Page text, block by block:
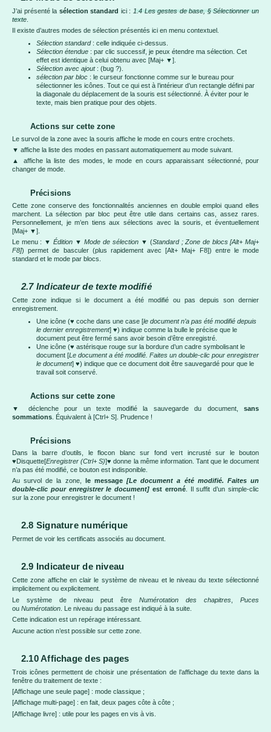
J’ai présenté la sélection standard ici : 1.4 Les gestes de base, § Sélectionner un
texte
Il existe d’autres modes de sélection présentés ici en menu contextuel.
Sélection standard : celle indiquée ci-dessus.
Sélection étendue : par clic successif, je peux étendre ma sélection. Cet
effet est identique à celui obtenu avec [Maj+ ▼].
Sélection avec ajout : (bug ?).
sélection par bloc : le curseur fonctionne comme sur le bureau pour
sélectionner les icônes. Tout ce qui est à l’intérieur d’un rectangle défini par
la diagonale du déplacement de la souris est sélectionné. À éviter pour le
texte, mais bien pratique pour des objets.
Actions sur cette zone
Le survol de la zone avec la souris affiche le mode en cours entre crochets.
▼ affiche la liste des modes en passant automatiquement au mode suivant.
▲ affiche la liste des modes, le mode en cours apparaissant sélectionné, pour
changer de mode.
Précisions
Cette zone conserve des fonctionnalités anciennes en double emploi quand elles
marchent. La sélection par bloc peut être utile dans certains cas, assez rares.
Personnellement, je m’en tiens aux sélections avec la souris, et éventuellement
[Maj+ ▼].
Le menu : ▼Édition ▼Mode de sélection ▼ (Standard ; Zone de blocs [Alt+ Maj+
F8]) permet de basculer (plus rapidement avec [Alt+ Maj+ F8]) entre le mode
standard et le mode par blocs.
2.7Indicateur de texte modifié
Cette zone indique si le document a été modifié ou pas depuis son dernier
enregistrement.
Une icône (♥ coche dans une case [le document n’a pas été modifié depuis
le dernier enregistrement] ♥) indique comme la bulle le précise que le
document peut être fermé sans avoir besoin d’être enregistré.
Une icône (♥ astérisque rouge sur la bordure d’un cadre symbolisant le
document [Le document a été modifié. Faites un double-clic pour enregistrer
le document] ♥) indique que ce document doit être sauvegardé pour que le
travail soit conservé.
Actions sur cette zone
▼ déclenche pour un texte modifié la sauvegarde du document, sans
sommations . Équivalent à [Ctrl+ S]. Prudence !
Précisions
Dans la barre d’outils, le flocon blanc sur fond vert incrusté sur le bouton
♥Disquette[Enregistrer (Ctrl+ S)]♥ donne la même information. Tant que le document
n’a pas été modifié, ce bouton est indisponible.
Au survol de la zone,
le message[Le document a été modifié. Faites un
double-clic pour enregistrer le document] est erroné. Il suffit d’un simple-clic
sur la zone pour enregistrer le document !
2.8 Signature numérique
Permet de voir les certificats associés au document.
2.9 Indicateur de niveau
Cette zone affiche en clair le système de niveau et le niveau du texte sélectionné
implicitement ou explicitement.
Le système de niveau peut être Numérotation des chapitres
Puces
ou Numérotation . Le niveau du passage est indiqué à la suite.
Cette indication est un repérage intéressant.
Aucune action n’est possible sur cette zone.
2.10 Affichage des pages
Trois icônes permettent de choisir une présentation de l’affichage du texte dans la
fenêtre du traitement de texte :
[Affichage une seule page] : mode classique ;
[Affichage multi-page] : en fait, deux pages côte à côte ;
[Affichage livre] : utile pour les pages en vis à vis.